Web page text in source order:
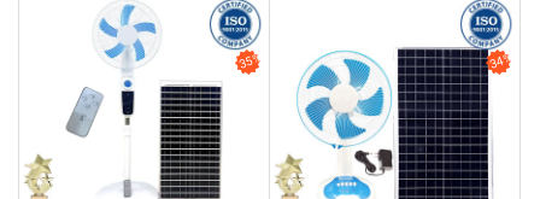
35% 34%